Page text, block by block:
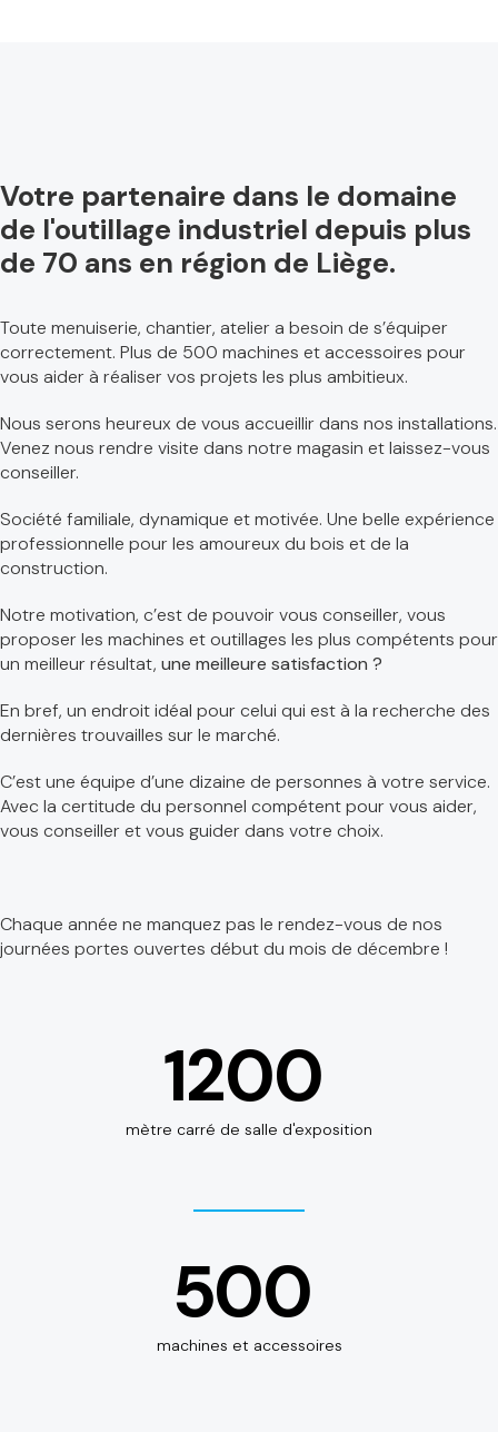
Accessoires pour Toupie
(4)
Aspirations (7)
Banc de menuiserie (1)
Machines Alu et PVC (9)
Outillages (36)
Votre partenaire dans le domaine
de l'outillage industriel depuis plus
de 70 ans en région de Liège.
Toute menuiserie, chantier, atelier a besoin de s’équiper
correctement. Plus de 500 machines et accessoires pour
vous aider à réaliser vos projets les plus ambitieux.
Nous serons heureux de vous accueillir dans nos installations.
Venez nous rendre visite dans notre magasin et laissez-vous
conseiller.
Société familiale, dynamique et motivée. Une belle expérience
professionnelle pour les amoureux du bois et de la
construction.
Notre motivation, c’est de pouvoir vous conseiller, vous
proposer les machines et outillages les plus compétents pour
un meilleur résultat, une meilleure satisfaction ?
En bref, un endroit idéal pour celui qui est à la recherche des
dernières trouvailles sur le marché.
C’est une équipe d’une dizaine de personnes à votre service.
Avec la certitude du personnel compétent pour vous aider,
vous conseiller et vous guider dans votre choix.
Chaque année ne manquez pas le rendez-vous de nos
journées portes ouvertes début du mois de décembre !
1200
mètre carré de salle d'exposition
500
machines et accessoires